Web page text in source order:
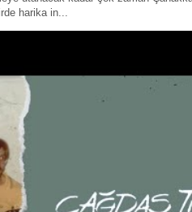
harika in...